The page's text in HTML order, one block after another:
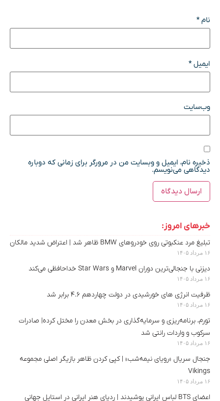
نام*
ایمیل*
وب‌سایت
ذخیره نام، ایمیل و وبسایت من در مرورگر برای زمانی که دوباره
دیدگاهی می‌نویسم.
خبرهای امروز:
تبلیغ مرد عنکبوتی روی خودروهای BMW ظاهر شد | اعتراض شدید مالکان
۱۶ مرداد ۱۴۰۵
دیزنی با جنجالی‌ترین دوران Marvel و Star Wars خداحافظی می‌کند
۱۶ مرداد ۱۴۰۵
ظرفیت انرژی های خورشیدی در دولت چهاردهم ۴.۶ برابر شد
۱۶ مرداد ۱۴۰۵
تورم، برنامه‌ریزی و سرمایه‌گذاری در بخش معدن را مختل کرده| صادرات
سرکوب و واردات رانتی شد
۱۶ مرداد ۱۴۰۵
جنجال سریال «رویای نیمه‌شب» | کپی کردن ظاهر بازیگر اصلی مجموعه
Vikings
۱۶ مرداد ۱۴۰۵
اعضای BTS لباس ایرانی پوشیدند | ردپای هنر ایرانی در استایل جهانی